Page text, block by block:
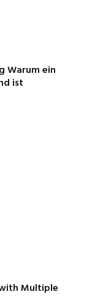
Warum ein
ist
Multiple